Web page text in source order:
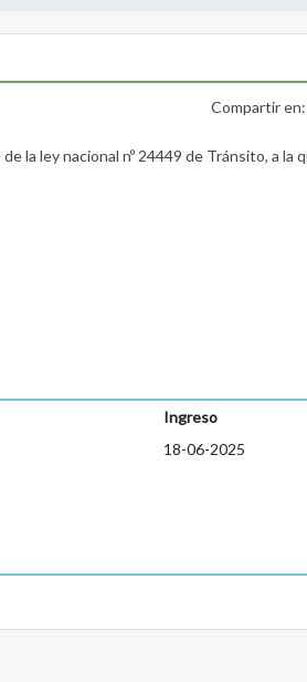
Compartir en:
ley nacional nº 24449 de Tránsito, a la
Ingreso
18-06-2025